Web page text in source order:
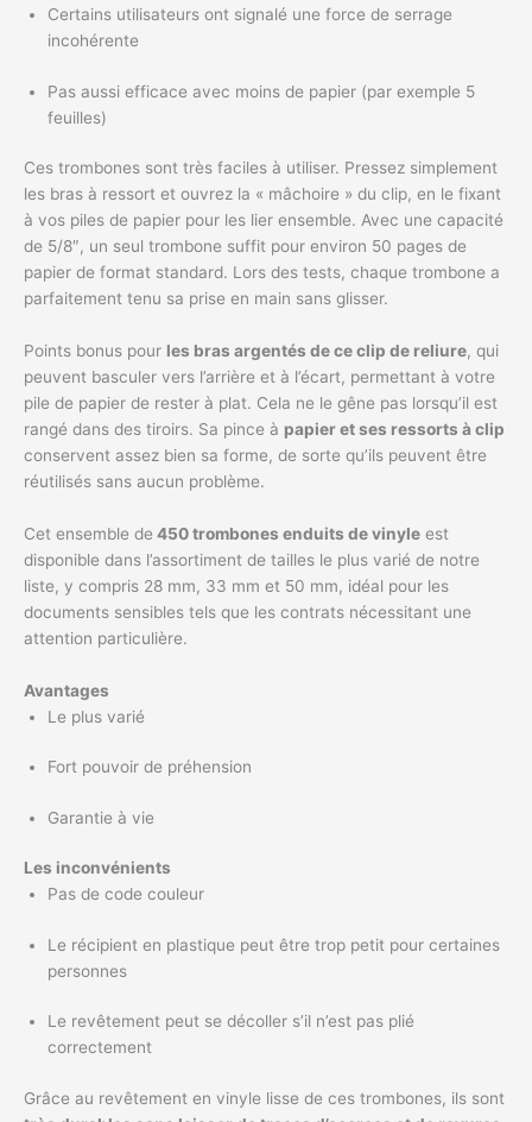
Certains utilisateurs ont signalé une force de serrage
incohérente
Pas aussi efficace avec moins de papier (par exemple 5
feuilles)
Ces trombones sont très faciles à utiliser. Pressez simplement
les bras à ressort et ouvrez la « mâchoire » du clip, en le fixant
à vos piles de papier pour les lier ensemble. Avec une capacité
de 5/8″, un seul trombone suffit pour environ 50 pages de
papier de format standard. Lors des tests, chaque trombone a
parfaitement tenu sa prise en main sans glisser.
Points bonus pour les bras argentés de ce clip de reliure, qui
peuvent basculer vers l’arrière et à l’écart, permettant à votre
pile de papier de rester à plat. Cela ne le gêne pas lorsqu’il est
rangé dans des tiroirs. Sa pince à papier et ses ressorts à clip
conservent assez bien sa forme, de sorte qu’ils peuvent être
réutilisés sans aucun problème.
Cet ensemble de 450 trombones enduits de vinyle est
disponible dans l’assortiment de tailles le plus varié de notre
liste, y compris 28 mm, 33 mm et 50 mm, idéal pour les
documents sensibles tels que les contrats nécessitant une
attention particulière.
Avantages
Le plus varié
Fort pouvoir de préhension
Garantie à vie
Les inconvénients
Pas de code couleur
Le récipient en plastique peut être trop petit pour certaines
personnes
Le revêtement peut se décoller s’il n’est pas plié
correctement
Grâce au revêtement en vinyle lisse de ces trombones, ils sont